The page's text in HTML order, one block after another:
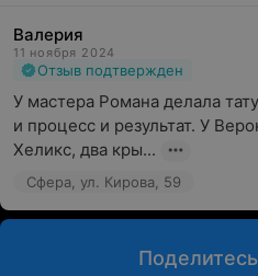
Валерия
11 ноября 2024
Отзыв подтвержден
У мастера Романа делала
и процесс и результат. У
Хеликс, два кры...
Сфера, ул. Кирова, 59